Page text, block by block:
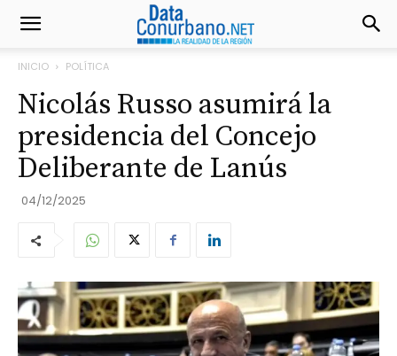
INICIO POLÍTICA
Nicolás Russo asumirá la
presidencia del Concejo
Deliberante de Lanús
04/12/2025